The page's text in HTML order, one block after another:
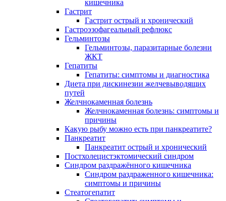
кишечника
Гастрит
Гастрит острый и хронический
Гастроэзофагеальный рефлюкс
Гельминтозы
Гельминтозы, паразитарные болезни
ЖКТ
Гепатиты
Гепатиты: симптомы и диагностика
Диета при дискинезии желчевыводящих
путей
Желчнокаменная болезнь
Желчнокаменная болезнь: симптомы и
причины
Какую рыбу можно есть при панкреатите?
Панкреатит
Панкреатит острый и хронический
Постхолецистэктомический синдром
Синдром раздражённого кишечника
Синдром раздраженного кишечника:
симптомы и причины
Стеатогепатит